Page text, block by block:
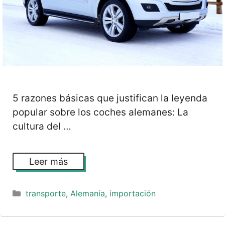
5 razones básicas que justifican la leyenda
popular sobre los coches alemanes: La
cultura del …
Leer más
Categorías
transporte, Alemania, importación